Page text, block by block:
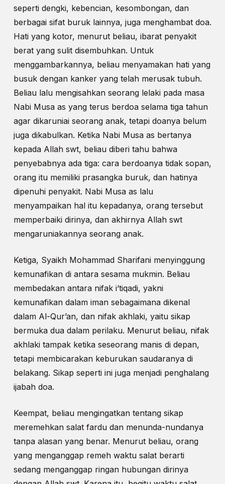
seperti dengki, kebencian, kesombongan, dan
berbagai sifat buruk lainnya, juga menghambat doa.
Hati yang kotor, menurut beliau, ibarat penyakit
berat yang sulit disembuhkan. Untuk
menggambarkannya, beliau menyamakan hati yang
busuk dengan kanker yang telah merusak tubuh.
Beliau lalu mengisahkan seorang lelaki pada masa
Nabi Musa as yang terus berdoa selama tiga tahun
agar dikaruniai seorang anak, tetapi doanya belum
juga dikabulkan. Ketika Nabi Musa as bertanya
kepada Allah swt, beliau diberi tahu bahwa
penyebabnya ada tiga: cara berdoanya tidak sopan,
orang itu memiliki prasangka buruk, dan hatinya
dipenuhi penyakit. Nabi Musa as lalu
menyampaikan hal itu kepadanya, orang tersebut
memperbaiki dirinya, dan akhirnya Allah swt
mengaruniakannya seorang anak.
Ketiga, Syaikh Mohammad Sharifani menyinggung
kemunafikan di antara sesama mukmin. Beliau
membedakan antara nifak i‘tiqadi, yakni
kemunafikan dalam iman sebagaimana dikenal
dalam Al-Qur’an, dan nifak akhlaki, yaitu sikap
bermuka dua dalam perilaku. Menurut beliau, nifak
akhlaki tampak ketika seseorang manis di depan,
tetapi membicarakan keburukan saudaranya di
belakang. Sikap seperti ini juga menjadi penghalang
ijabah doa.
Keempat, beliau mengingatkan tentang sikap
meremehkan salat fardu dan menunda-nundanya
tanpa alasan yang benar. Menurut beliau, orang
yang menganggap remeh waktu salat berarti
sedang menganggap ringan hubungan dirinya